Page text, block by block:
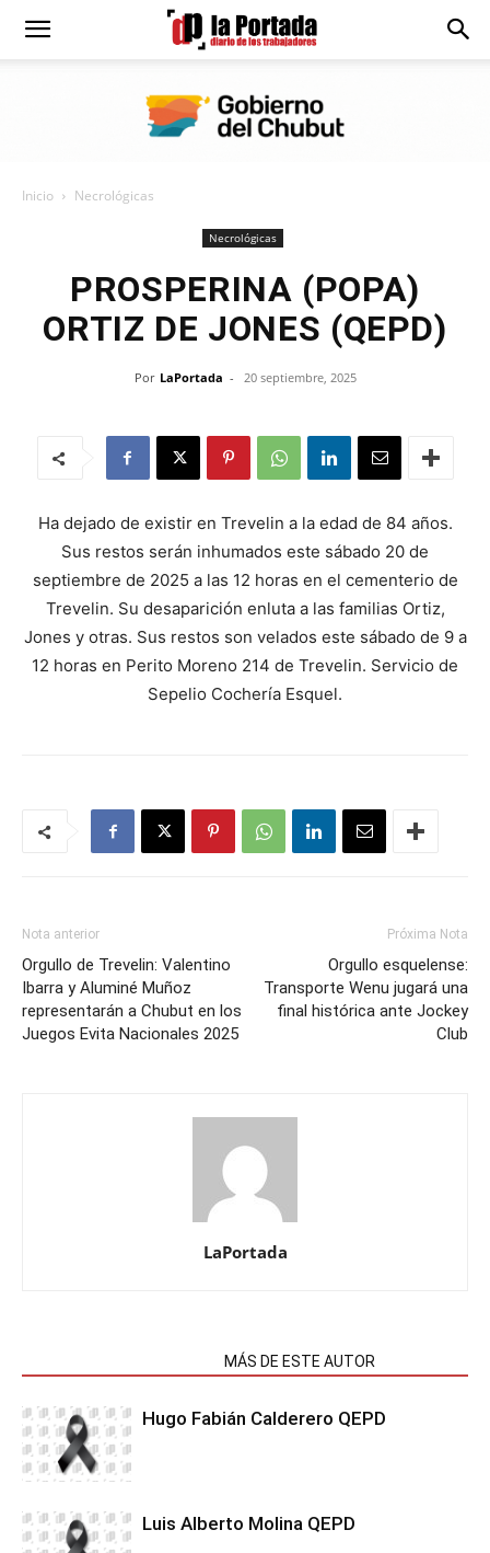
Diario
Inicio Necrológicas
Necrológicas
PROSPERINA (POPA)
ORTIZ DE JONES (QEPD)
Por LaPortada - 20 septiembre, 2025
Ha dejado de existir en Trevelin a la edad de 84 años.
Sus restos serán inhumados este sábado 20 de
septiembre de 2025 a las 12 horas en el cementerio de
Trevelin. Su desaparición enluta a las familias Ortiz,
Jones y otras. Sus restos son velados este sábado de 9 a
12 horas en Perito Moreno 214 de Trevelin. Servicio de
Sepelio Cochería Esquel.
Nota anterior
Orgullo de Trevelin: Valentino
Ibarra y Aluminé Muñoz
representarán a Chubut en los
Juegos Evita Nacionales 2025
Próxima Nota
Orgullo esquelense:
Transporte Wenu jugará una
final histórica ante Jockey
Club
LaPortada
MÁS DE ESTE AUTOR
Hugo Fabián Calderero QEPD
Luis Alberto Molina QEPD